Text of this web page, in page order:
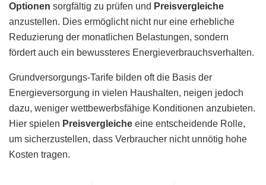
Optionen sorgfältig zu prüfen und Preisvergleiche
anzustellen. Dies ermöglicht nicht nur eine erhebliche
Reduzierung der monatlichen Belastungen, sondern
fördert auch ein bewussteres Energieverbrauchsverhalten.
Grundversorgungs-Tarife bilden oft die Basis der
Energieversorgung in vielen Haushalten, neigen jedoch
dazu, weniger wettbewerbsfähige Konditionen anzubieten.
Hier spielen Preisvergleiche eine entscheidende Rolle,
um sicherzustellen, dass Verbraucher nicht unnötig hohe
Kosten tragen.